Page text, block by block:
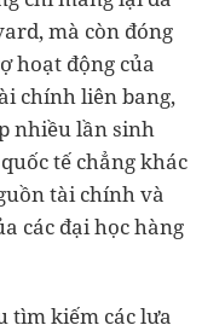
mà còn đóng
hoạt động của
chính liên bang,
nhiều lần sinh
tế chẳng khác
tài chính và
các đại học hàng
tìm kiếm các lựa